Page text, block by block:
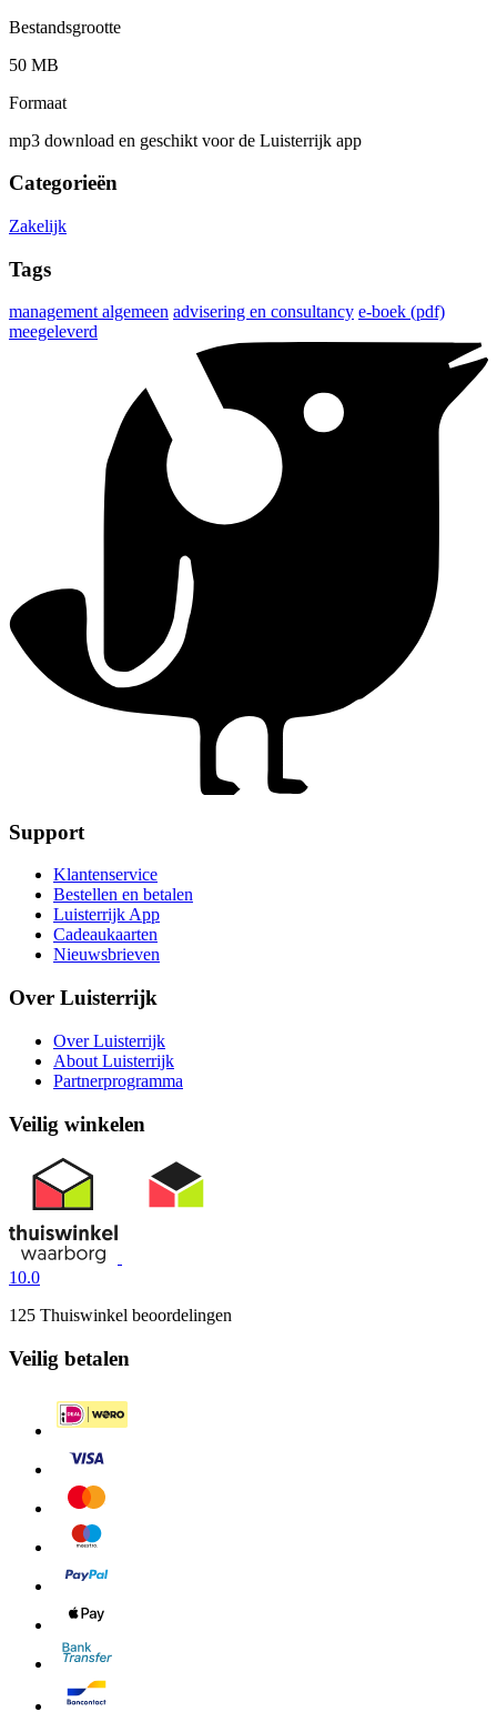
Bestandsgrootte
50 MB
Formaat
mp3 download en geschikt voor de Luisterrijk app
Categorieën
Zakelijk
Tags
management algemeen advisering en consultancy e-boek (pdf)
meegeleverd
Support
Klantenservice
Bestellen en betalen
Luisterrijk App
Cadeaukaarten
Nieuwsbrieven
Over Luisterrijk
Over Luisterrijk
About Luisterrijk
Partnerprogramma
Veilig winkelen
10.0
125 Thuiswinkel beoordelingen
Veilig betalen